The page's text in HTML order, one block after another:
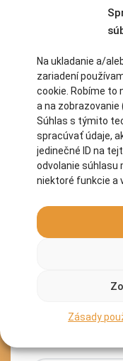
Na ukladanie a/
zariadení
cookie. Robíme to
a na zobrazovanie
Súhlas s týmito
spracúvať údaje,
jedinečné ID na
odvolanie súhlasu
niektoré funkcie a
Zásady
vyplníte uvedený